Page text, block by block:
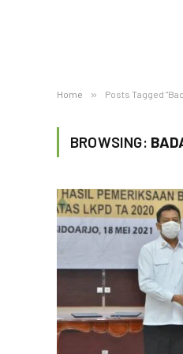
Home » Posts Tagged
BROWSING: